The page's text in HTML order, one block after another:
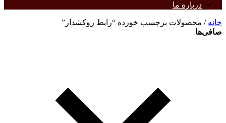
درباره ما
خانه / محصولات برچسب خورده “رابط روکشدار”
صافی‌ها